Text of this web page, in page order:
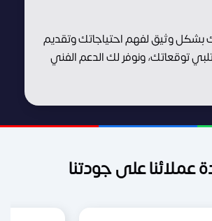
وثيق لفهم احتياجاتك وتقديم
توقعاتك، ونوفر لك الدعم الفني
عملائنا على جودتنا